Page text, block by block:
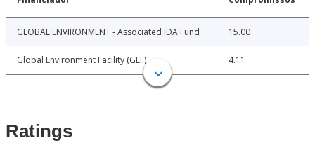
GLOBAL ENVIRONMENT - Associated IDA Fund 15.00
Global Environment Facility (GEF) 4.11
Ratings